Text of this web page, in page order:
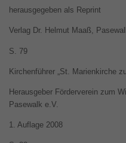
herausgegeben als Reprint
Verlag Dr. Helmut Maaß,
S. 79
Kirchenführer „St. Marienkirche
Herausgeber Förderverein zum
Pasewalk e.V.
1. Auflage 2008